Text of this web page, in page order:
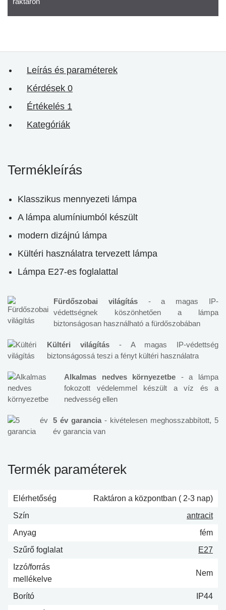
Leírás és paraméterek
Kérdések 0
Értékelés 1
Kategóriák
Termékleírás
Klasszikus mennyezeti lámpa
A lámpa alumíniumból készült
modern dizájnú lámpa
Kültéri használatra tervezett lámpa
Lámpa E27-es foglalattal
Fürdőszobai világítás- a magas IP-
védettségnek köszönhetően a lámpa
biztonságosan használható a fürdőszobában
Kültéri világítás - A magas IP-védettség
biztonságossá teszi a fényt kültéri használatra
Alkalmas nedves környezetbe - a lámpa
fokozott védelemmel készült a víz és a
nedvesség ellen
5 év garancia - kivételesen meghosszabbított, 5
év garancia van
Termék paraméterek
Elérhetőség
Raktáron a központban ( 2-3 nap)
Szín
antracit
Anyag
fém
Szűrő foglalat
E27
Izzó/forrás
mellékelve
Nem
Borító
IP44